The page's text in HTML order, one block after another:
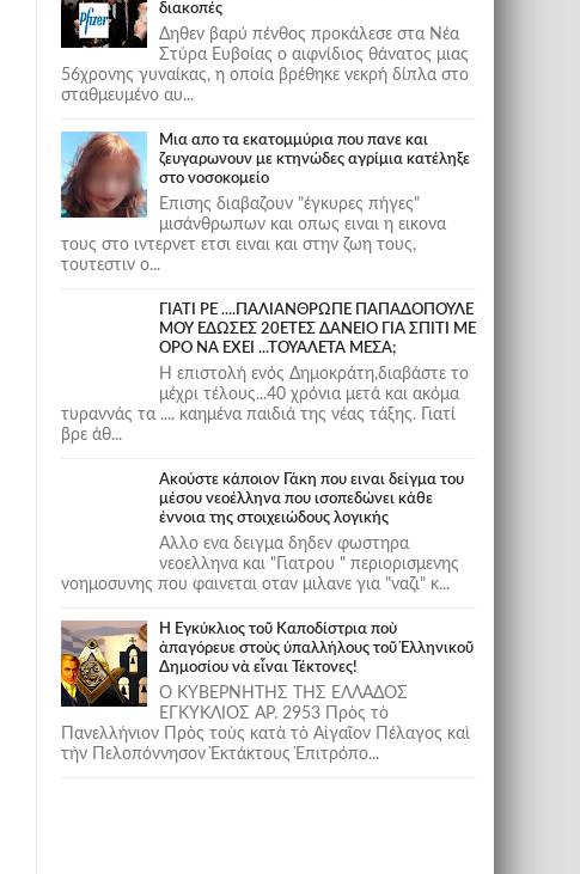
διακοπές
Δηθεν βαρύ πένθος προκάλεσε στα Νέα
Στύρα Ευβοίας ο αιφνίδιος θάνατος μιας
56χρονης γυναίκας, η οποία βρέθηκε νεκρή δίπλα στο
σταθμευμένο αυ...
Μια απο τα εκατομμύρια που πανε και
ζευγαρωνουν με κτηνώδες αγρίμια κατέληξε
στο νοσοκομείο
Επισης διαβαζουν "έγκυρες πήγες"
μισάνθρωπων και οπως ειναι η εικονα
τους στο ιντερνετ ετσι ειναι και στην ζωη τους,
τουτεστιν ο...
ΓΙΑΤΙ ΡΕ ....ΠΑΛΙΑΝΘΡΩΠΕ ΠΑΠΑΔΟΠΟΥΛΕ
ΜΟΥ ΕΔΩΣΕΣ 20ΕΤΕΣ ΔΑΝΕΙΟ ΓΙΑ ΣΠΙΤΙ ΜΕ
ΟΡΟ ΝΑ ΕΧΕΙ ...ΤΟΥΑΛΕΤΑ ΜΕΣΑ;
Η επιστολή ενός Δημοκράτη,διαβάστε το
μέχρι τέλους...40 χρόνια μετά και ακόμα
τυραννάς τα .... καημένα παιδιά της νέας τάξης. Γιατί
βρε άθ...
Ακούστε κάποιον Γάκη που ειναι δείγμα του
μέσου νεοέλληνα που ισοπεδώνει κάθε
έννοια της στοιχειώδους λογικής
Αλλο ενα δειγμα δηδεν φωστηρα
νεοελληνα και "Γιατρου " περιορισμενης
νοημοσυνης που φαινεται οταν μιλανε για "ναζι" κ...
Ἡ Ἐγκύκλιος τοῦ Καποδίστρια ποὺ
ἀπαγόρευε στοὺς ὑπαλλήλους τοῦ Ἑλληνικοῦ
Δημοσίου νὰ εἶναι Τέκτονες!
Ο ΚΥΒΕΡΝΗΤΗΣ ΤΗΣ ΕΛΛΑΔΟΣ
ΕΓΚΥΚΛΙΟΣ ΑΡ. 2953 Πρὸς τὸ
Πανελλήνιον Πρὸς τοὺς κατὰ τὸ Αἰγαῖον Πέλαγος καὶ
τὴν Πελοπόννησον Ἐκτάκτους Ἐπιτρόπο...